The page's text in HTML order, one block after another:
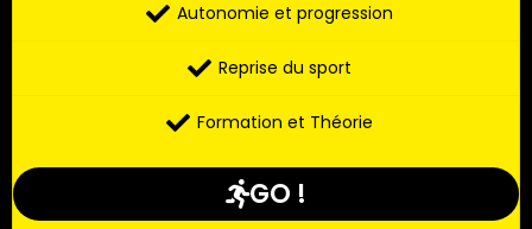
Autonomie et progression
Reprise du sport
Formation et Théorie
GO !